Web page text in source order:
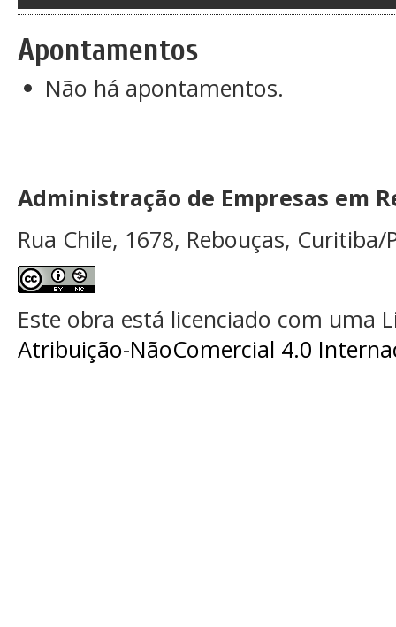
Apontamentos
Não há apontamentos.
Administração de Empresas em
Rua Chile, 1678, Rebouças, Curitiba/
Este obra está licenciado com uma
Atribuição-NãoComercial 4.0